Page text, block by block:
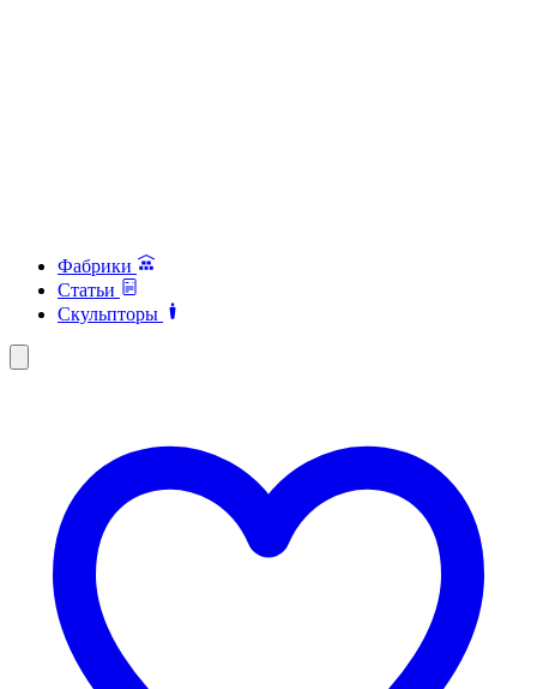
Фабрики
Статьи
Скульпторы